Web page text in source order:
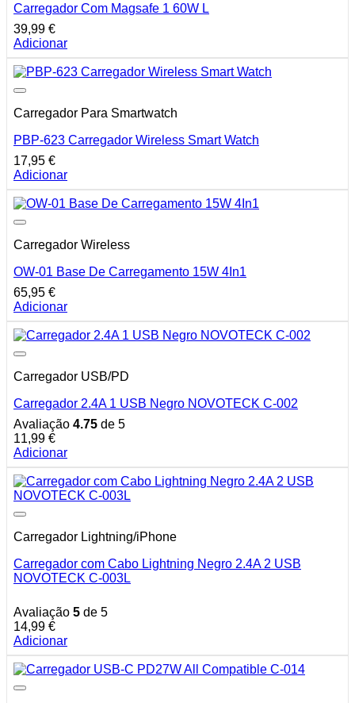
Carregador Com Magsafe 1 60W L
39,99 €
Adicionar
Carregador Para Smartwatch
PBP-623 Carregador Wireless Smart Watch
17,95 €
Adicionar
Carregador Wireless
OW-01 Base De Carregamento 15W 4In1
65,95 €
Adicionar
Carregador USB/PD
Carregador 2.4A 1 USB Negro NOVOTECK C-002
Avaliação 4.75 de 5
11,99 €
Adicionar
Carregador Lightning/iPhone
Carregador com Cabo Lightning Negro 2.4A 2 USB
NOVOTECK C-003L
Avaliação 5 de 5
14,99 €
Adicionar